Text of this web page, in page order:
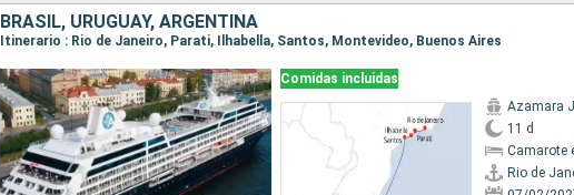
BRASIL, URUGUAY, ARGENTINA
Itinerario : Rio de Janeiro, Parati, Ilhabella, Santos, Montevideo, Buenos Aires
Comidas incluidas
Azamara
11 d
Camarote
Rio de